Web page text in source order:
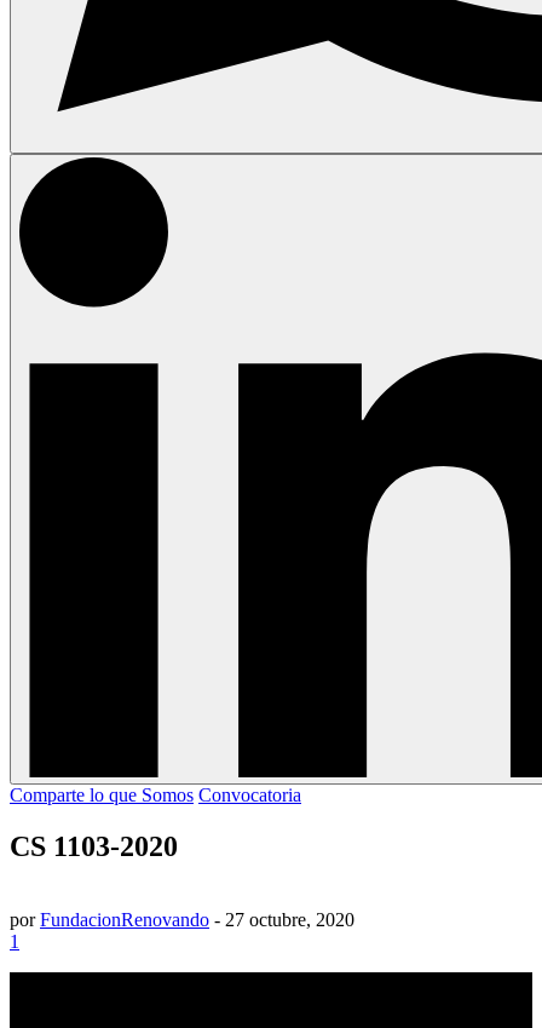
Comparte lo que Somos Convocatoria
CS 1103-2020
porFundacionRenovando - 27 octubre, 2020
1